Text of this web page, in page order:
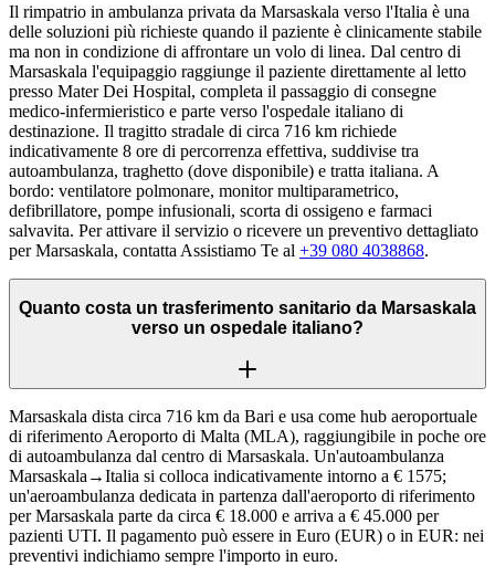
Il rimpatrio in ambulanza privata da Marsaskala verso l'Italia è una
delle soluzioni più richieste quando il paziente è clinicamente stabile
ma non in condizione di affrontare un volo di linea. Dal centro di
Marsaskala l'equipaggio raggiunge il paziente direttamente al letto
presso Mater Dei Hospital, completa il passaggio di consegne
medico-infermieristico e parte verso l'ospedale italiano di
destinazione. Il tragitto stradale di circa 716 km richiede
indicativamente 8 ore di percorrenza effettiva, suddivise tra
autoambulanza, traghetto (dove disponibile) e tratta italiana. A
bordo: ventilatore polmonare, monitor multiparametrico,
defibrillatore, pompe infusionali, scorta di ossigeno e farmaci
salvavita. Per attivare il servizio o ricevere un preventivo dettagliato
per Marsaskala, contatta Assistiamo Te al +39 080 4038868.
Quanto costa un trasferimento sanitario da Marsaskala
verso un ospedale italiano?
Marsaskala dista circa 716 km da Bari e usa come hub aeroportuale
di riferimento Aeroporto di Malta (MLA), raggiungibile in poche ore
di autoambulanza dal centro di Marsaskala. Un'autoambulanza
Marsaskala→Italia si colloca indicativamente intorno a € 1575;
un'aeroambulanza dedicata in partenza dall'aeroporto di riferimento
per Marsaskala parte da circa € 18.000 e arriva a € 45.000 per
pazienti UTI. Il pagamento può essere in Euro (EUR) o in EUR: nei
preventivi indichiamo sempre l'importo in euro.